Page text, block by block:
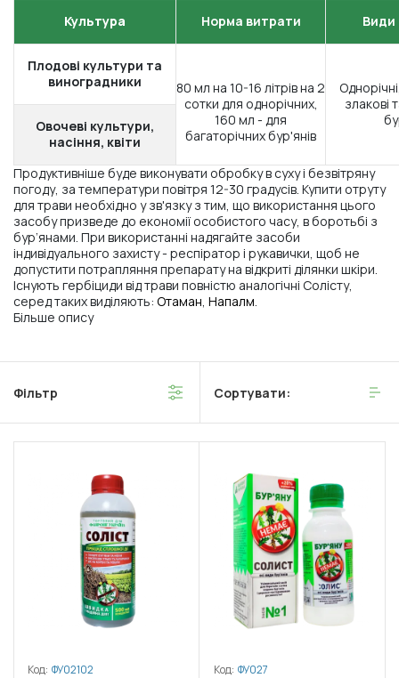
Культура
Норма витрати Види
Плодові культури та
виноградники
80 мл на 10-16 літрів на 2
сотки для однорічних,
160 мл - для
багаторічних бур'янів
злакові
Овочеві культури,
насіння, квіти
Продуктивніше буде виконувати обробку в суху і безвітряну
погоду, за температури повітря 12-30 градусів. Купити отруту
для трави необхідно у зв'язку з тим, що використання цього
засобу призведе до економії особистого часу, в боротьбі з
бур’янами. При використанні надягайте засоби
індивідуального захисту - респіратор і рукавички, щоб не
допустити потрапляння препарату на відкриті ділянки шкіри.
Існують гербіциди від трави повністю аналогічні Солісту,
серед таких виділяють: Отаман, Напалм.
Більше опису
Фільтр Сортувати:
Код: ФУ02102 Код: ФУ027